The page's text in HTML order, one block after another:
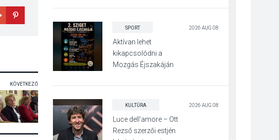
KÖVETKEZŐ
SPORT 2026 AUG 08
Aktívan lehet
kikapcsolódni a
Mozgás Éjszakáján
Surányban
KULTÚRA 2026 AUG 08
Luce dell’amore – Ott
Rezső szerzői estjén